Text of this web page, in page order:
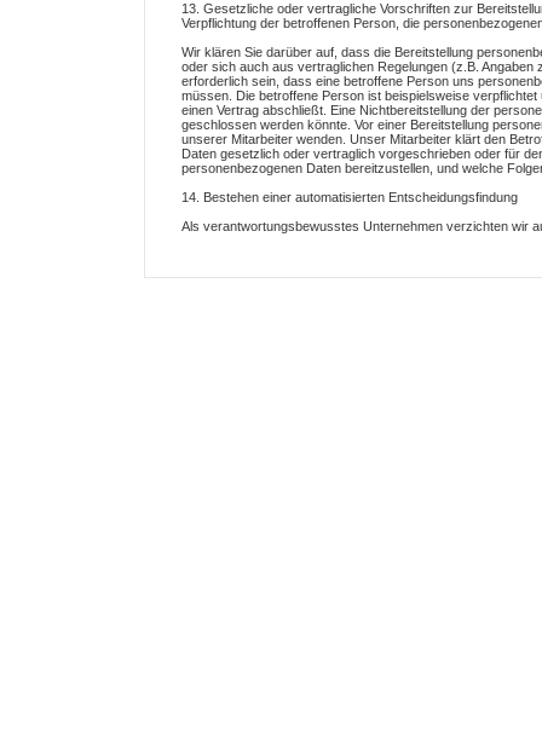
13. Gesetzliche oder vertragliche Vorschriften zur
Verpflichtung der betroffenen Person, die
Wir klären Sie darüber auf, dass die Bereitstellung
oder sich auch aus vertraglichen Regelungen (z.B.
erforderlich sein, dass eine betroffene Person uns
müssen. Die betroffene Person ist beispielsweise
einen Vertrag abschließt. Eine Nichtbereitstellung der
geschlossen werden könnte. Vor einer Bereitstellung
unserer Mitarbeiter wenden. Unser Mitarbeiter klärt den
Daten gesetzlich oder vertraglich vorgeschrieben oder für
personenbezogenen Daten bereitzustellen, und welche
14. Bestehen einer automatisierten Entscheidungsfindung
Als verantwortungsbewusstes Unternehmen verzichten wir